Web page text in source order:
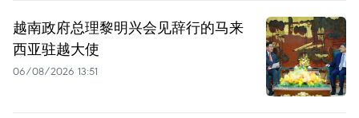
越南政府总理黎明兴会见辞行的马来
西亚驻越大使
06/08/2026 13:51